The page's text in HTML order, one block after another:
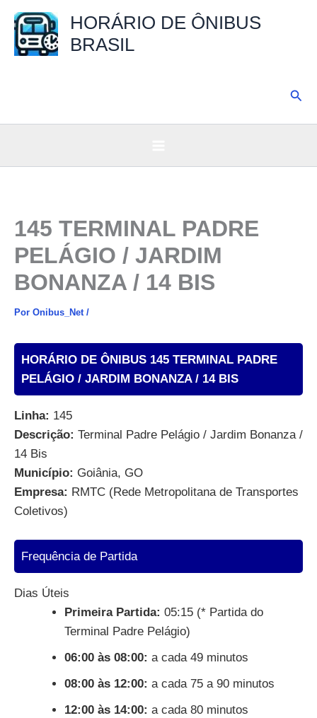
para
HORÁRIO DE ÔNIBUS
BRASIL
145 TERMINAL PADRE
PELÁGIO / JARDIM
BONANZA / 14 BIS
Por Onibus_Net /
HORÁRIO DE ÔNIBUS 145 TERMINAL PADRE
PELÁGIO / JARDIM BONANZA / 14 BIS
Linha: 145
Descrição: Terminal Padre Pelágio / Jardim Bonanza /
14 Bis
Município: Goiânia, GO
Empresa: RMTC (Rede Metropolitana de Transportes
Coletivos)
Frequência de Partida
Dias Úteis
Primeira Partida: 05:15 (* Partida do
Terminal Padre Pelágio)
06:00 às 08:00: a cada 49 minutos
08:00 às 12:00: a cada 75 a 90 minutos
12:00 às 14:00: a cada 80 minutos